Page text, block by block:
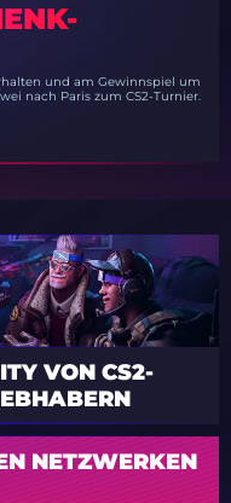
und am Gewinnspiel um
nach Paris zum CS2-Turnier.
VON CS2-
NETZWERKEN